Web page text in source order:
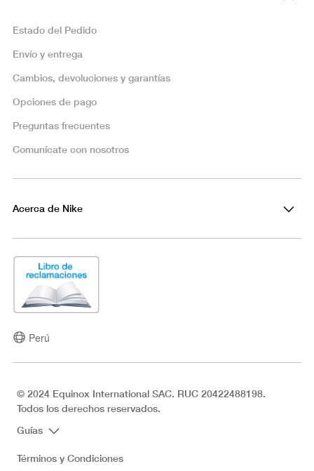
Estado del Pedido
Envío y entrega
Cambios, devoluciones y garantías
Opciones de pago
Preguntas frecuentes
Comunícate con nosotros
Acerca de Nike
Perú
© 2024 Equinox International SAC. RUC 20422488198.
Todos los derechos reservados.
Guías
Términos y Condiciones